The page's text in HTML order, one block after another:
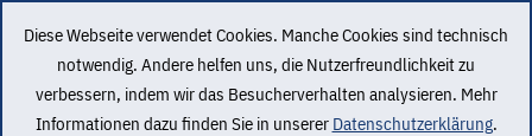
Diese Webseite verwendet Cookies. Manche Cookies sind technisch
notwendig. Andere helfen uns, die Nutzerfreundlichkeit zu
verbessern, indem wir das Besucherverhalten analysieren. Mehr
Informationen dazu finden Sie in unserer Datenschutzerklärung.